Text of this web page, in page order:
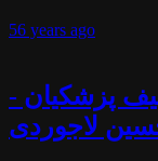
56 years ago
پزشکیان -
لاجوردی